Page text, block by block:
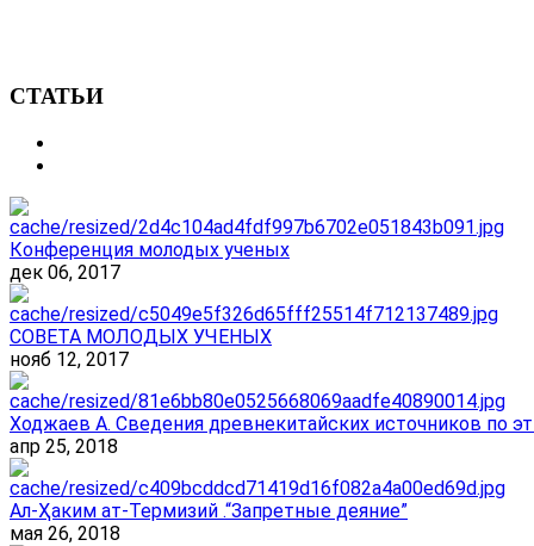
СТАТЬИ
Конференция молодых ученых
дек 06, 2017
СОВЕТА МОЛОДЫХ УЧЕНЫХ
нояб 12, 2017
Ходжаев А. Сведения древнекитайских источников по
апр 25, 2018
Ал-Ҳаким ат-Термизий .“Запретные деяние”
мая 26, 2018